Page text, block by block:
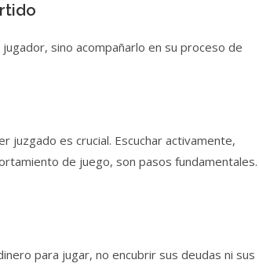
sino acompañarlo en su proceso de
juzgado es crucial. Escuchar activamente,
de juego, son pasos fundamentales.
para jugar, no encubrir sus deudas ni sus